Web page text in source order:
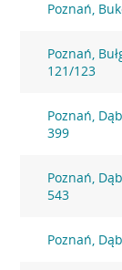
Poznań,
Poznań,
121/123
Poznań,
399
Poznań,
543
Poznań,